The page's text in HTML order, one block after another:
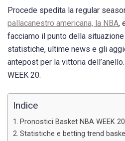
Procede spedita la regular
pallacanestro americana, la NBA,
facciamo il punto della
statistiche, ultime news e gli
antepost per la vittoria
WEEK 20.
Indice
Pronostici Basket NBA WEEK
Statistiche e betting trend